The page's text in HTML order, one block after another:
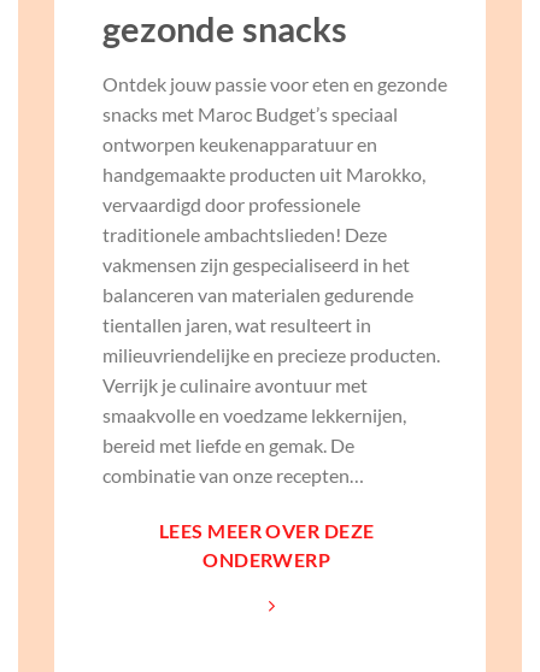
gezonde snacks
Ontdek jouw passie voor eten en gezonde
snacks met Maroc Budget’s speciaal
ontworpen keukenapparatuur en
handgemaakte producten uit Marokko,
vervaardigd door professionele
traditionele ambachtslieden! Deze
vakmensen zijn gespecialiseerd in het
balanceren van materialen gedurende
tientallen jaren, wat resulteert in
milieuvriendelijke en precieze producten.
Verrijk je culinaire avontuur met
smaakvolle en voedzame lekkernijen,
bereid met liefde en gemak. De
combinatie van onze recepten…
LEES MEER OVER DEZE
ONDERWERP